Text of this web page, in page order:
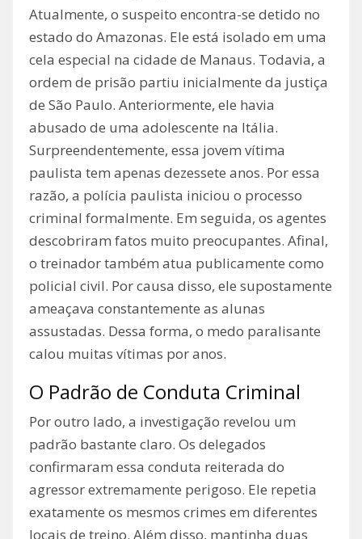
Atualmente, o suspeito encontra-se detido no
estado do Amazonas. Ele está isolado em uma
cela especial na cidade de Manaus. Todavia, a
ordem de prisão partiu inicialmente da justiça
de São Paulo. Anteriormente, ele havia
abusado de uma adolescente na Itália.
Surpreendentemente, essa jovem vítima
paulista tem apenas dezessete anos. Por essa
razão, a polícia paulista iniciou o processo
criminal formalmente. Em seguida, os agentes
descobriram fatos muito preocupantes. Afinal,
o treinador também atua publicamente como
policial civil. Por causa disso, ele supostamente
ameaçava constantemente as alunas
assustadas. Dessa forma, o medo paralisante
calou muitas vítimas por anos.
O Padrão de Conduta Criminal
Por outro lado, a investigação revelou um
padrão bastante claro. Os delegados
confirmaram essa conduta reiterada do
agressor extremamente perigoso. Ele repetia
exatamente os mesmos crimes em diferentes
locais de treino. Além disso, mantinha duas